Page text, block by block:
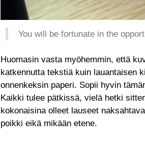
You will be fortunate in the
Huomasin vasta myöhemmin, että
katkennutta tekstiä kuin lauantaisen
onnenkeksin paperi. Sopii hyvin
Kaikki tulee pätkissä, vielä hetki
kokonaisina olleet lauseet
poikki eikä mikään etene.